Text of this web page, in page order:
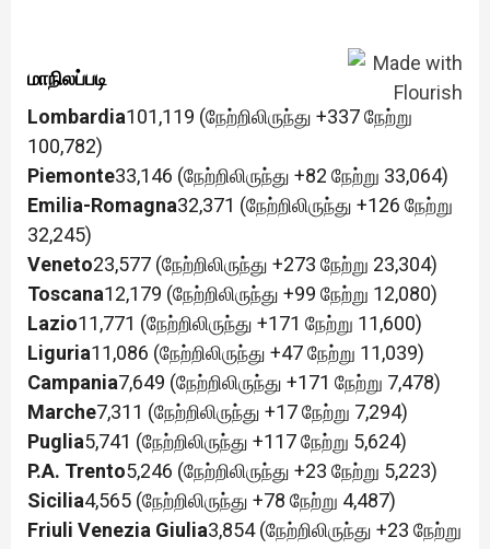
மாநிலப்படி
Lombardia101,119 (நேற்றிலிருந்து +337 நேற்று
100,782)
Piemonte33,146 (நேற்றிலிருந்து +82 நேற்று 33,064)
Emilia-Romagna32,371 (நேற்றிலிருந்து +126 நேற்று
32,245)
Veneto23,577 (நேற்றிலிருந்து +273 நேற்று 23,304)
Toscana12,179 (நேற்றிலிருந்து +99 நேற்று 12,080)
Lazio11,771 (நேற்றிலிருந்து +171 நேற்று 11,600)
Liguria11,086 (நேற்றிலிருந்து +47 நேற்று 11,039)
Campania7,649 (நேற்றிலிருந்து +171 நேற்று 7,478)
Marche7,311 (நேற்றிலிருந்து +17 நேற்று 7,294)
Puglia5,741 (நேற்றிலிருந்து +117 நேற்று 5,624)
P.A. Trento5,246 (நேற்றிலிருந்து +23 நேற்று 5,223)
Sicilia4,565 (நேற்றிலிருந்து +78 நேற்று 4,487)
Friuli Venezia Giulia3,854 (நேற்றிலிருந்து +23 நேற்று